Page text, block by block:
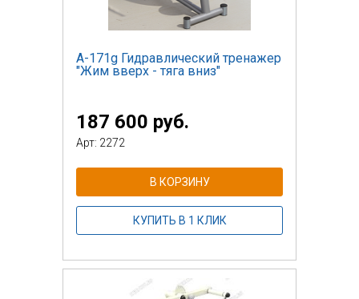
А-171g Гидравлический тренажер
"Жим вверх - тяга вниз"
187 600 руб.
Арт: 2272
В КОРЗИНУ
КУПИТЬ В 1 КЛИК